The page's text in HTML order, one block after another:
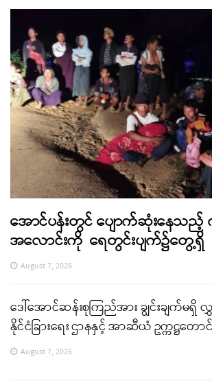
အောင်ပန်းတွင် ပျောက်ဆုံးနေသ
အလောင်းကို ရေတွင်းပျက်၌တွေ့ရှိ
August 7, 2026
ဒေါ်အောင်ဆန်းစုကြည်အား ချွင်းချက်မရှိ
နိုင်ငံခြားရေး ဌာနနှင့် အာဆီယံ ဥက္ကဋ္ဌတော
August 7, 2026